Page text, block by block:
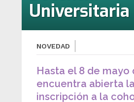
Universitaria
NOVEDAD
Hasta el 8 de mayo
encuentra abierta la
inscripción a la